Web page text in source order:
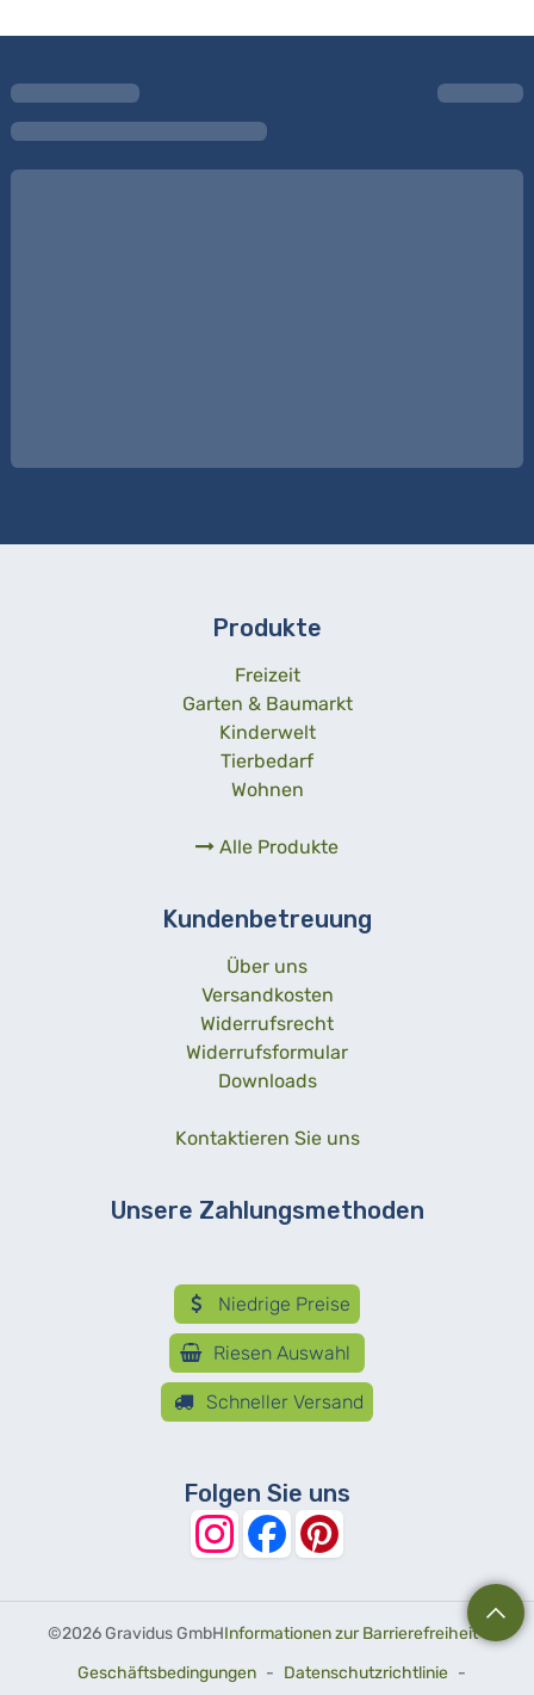
Produkte
Freizeit
Garten & Baumarkt
Kinderwelt
Tierbedarf
Wohnen
Alle Produkte
Kundenbetreuung
Über uns
Versandkosten
Widerrufsrecht
Widerrufsformular
Downloads
Kontaktieren Sie uns
Unsere Zahlungsmethoden
Niedrige Preise
Riesen Auswahl
Schneller Versand
Folgen Sie uns
©2026 Gravidus GmbHInformationen zur Barrierefreiheit-
Geschäftsbedingungen - Datenschutzrichtlinie -